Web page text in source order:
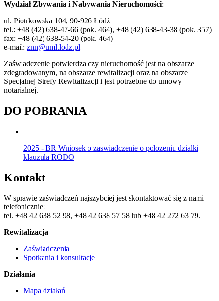
Wydział Zbywania i Nabywania Nieruchomości:
ul. Piotrkowska 104, 90-926 Łódź
tel.: +48 (42) 638-47-66 (pok. 464), +48 (42) 638-43-38 (pok. 357)
fax: +48 (42) 638-54-20 (pok. 464)
e-mail: znn@uml.lodz.pl
Zaświadczenie potwierdza czy nieruchomość jest na obszarze
zdegradowanym, na obszarze rewitalizacji oraz na obszarze
Specjalnej Strefy Rewitalizacji i jest potrzebne do umowy
notarialnej.
DO POBRANIA
2025 - BR Wniosek o zaswiadczenie o polozeniu dzialki
klauzula RODO
Kontakt
W sprawie zaświadczeń najszybciej jest skontaktować się z nami
telefonicznie:
tel. +48 42 638 52 98, +48 42 638 57 58 lub +48 42 272 63 79.
Rewitalizacja
Zaświadczenia
Spotkania i konsultacje
Działania
Mapa działań